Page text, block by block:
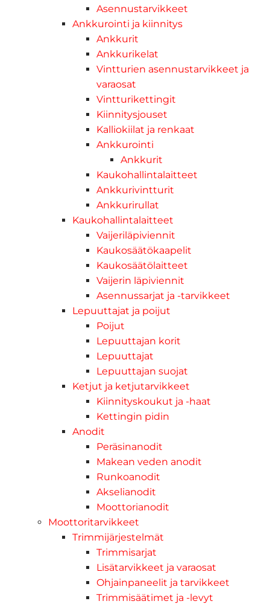
Asennustarvikkeet
Ankkurointi ja kiinnitys
Ankkurit
Ankkurikelat
Vintturien asennustarvikkeet ja
varaosat
Vintturikettingit
Kiinnitysjouset
Kalliokiilat ja renkaat
Ankkurointi
Ankkurit
Kaukohallintalaitteet
Ankkurivintturit
Ankkurirullat
Kaukohallintalaitteet
Vaijeriläpiviennit
Kaukosäätökaapelit
Kaukosäätölaitteet
Vaijerin läpiviennit
Asennussarjat ja -tarvikkeet
Lepuuttajat ja poijut
Poijut
Lepuuttajan korit
Lepuuttajat
Lepuuttajan suojat
Ketjut ja ketjutarvikkeet
Kiinnityskoukut ja -haat
Kettingin pidin
Anodit
Peräsinanodit
Makean veden anodit
Runkoanodit
Akselianodit
Moottorianodit
Moottoritarvikkeet
Trimmijärjestelmät
Trimmisarjat
Lisätarvikkeet ja varaosat
Ohjainpaneelit ja tarvikkeet
Trimmisäätimet ja -levyt